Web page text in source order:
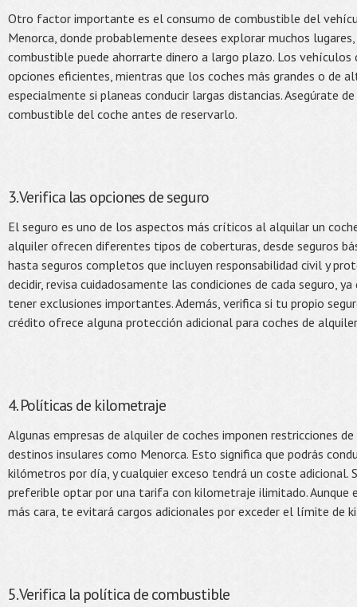
Otro factor importante es el consumo de combustible del
Menorca, donde probablemente desees explorar muchos
combustible puede ahorrarte dinero a largo plazo. Los
opciones eficientes, mientras que los coches más grandes o de
especialmente si planeas conducir largas distancias. Asegúrate
combustible del coche antes de reservarlo.
3. Verifica las opciones de seguro
El seguro es uno de los aspectos más críticos al alquilar un
alquiler ofrecen diferentes tipos de coberturas, desde seguros
hasta seguros completos que incluyen responsabilidad civil y
decidir, revisa cuidadosamente las condiciones de cada seguro,
tener exclusiones importantes. Además, verifica si tu propio
crédito ofrece alguna protección adicional para coches de
4. Políticas de kilometraje
Algunas empresas de alquiler de coches imponen restricciones
destinos insulares como Menorca. Esto significa que podrás
kilómetros por día, y cualquier exceso tendrá un coste adicional.
preferible optar por una tarifa con kilometraje ilimitado. Aunque
más cara, te evitará cargos adicionales por exceder el límite de
5. Verifica la política de combustible